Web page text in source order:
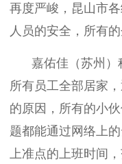
再度严峻，昆山市
人员的安全，所有的
嘉佑佳（苏州）
所有员工全部居家
的原因，所有的小
题都能通过网络上
上准点的上班时间